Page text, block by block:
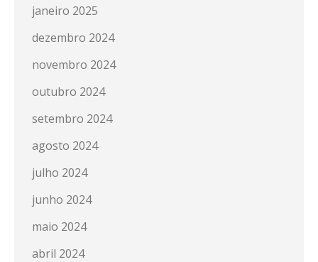
janeiro 2025
dezembro 2024
novembro 2024
outubro 2024
setembro 2024
agosto 2024
julho 2024
junho 2024
maio 2024
abril 2024